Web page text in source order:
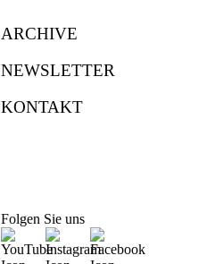
ARCHIVE
NEWSLETTER
KONTAKT
Folgen Sie uns